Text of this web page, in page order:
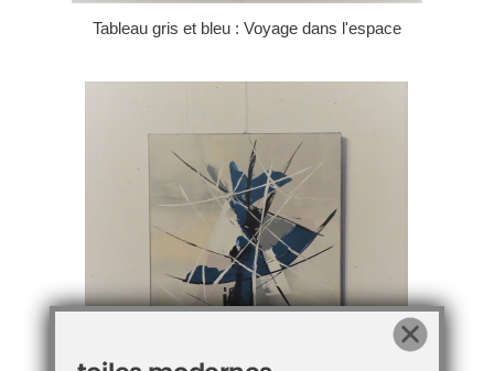
Tableau gris et bleu : Voyage dans l'espace